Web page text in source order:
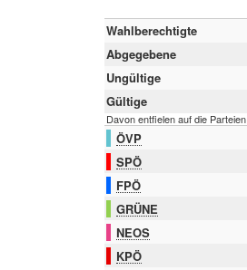
Wahlberechtigte
Abgegebene
Ungültige
Gültige
Davon entfielen auf die Parteien
ÖVP
SPÖ
FPÖ
GRÜNE
NEOS
KPÖ